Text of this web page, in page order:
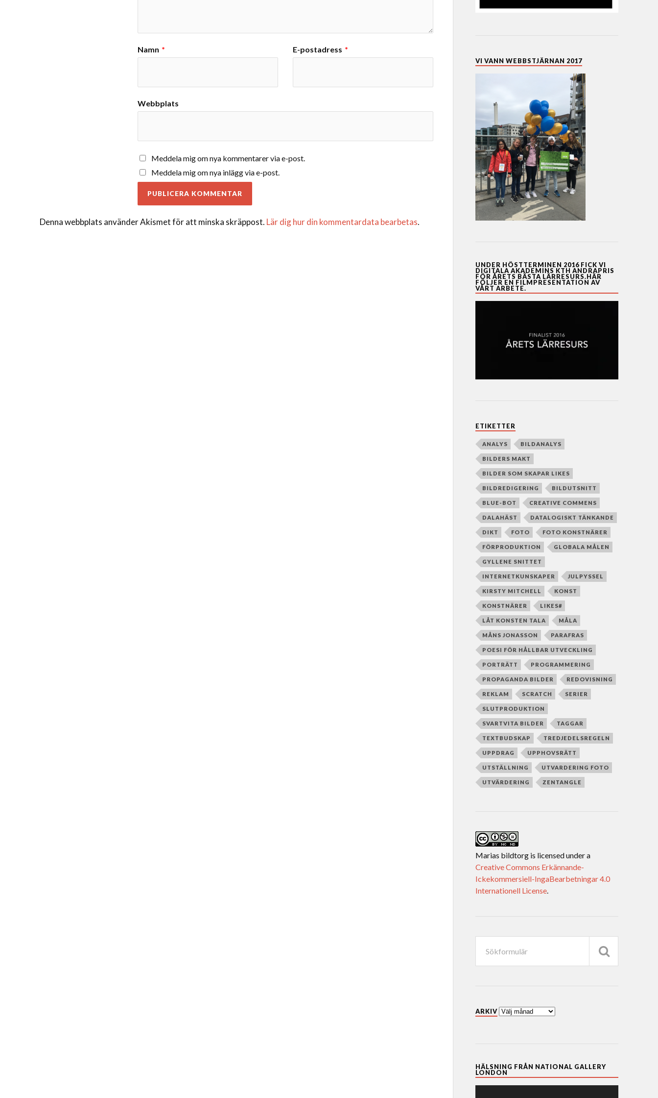
Namn * E-postadress *
Webbplats
Meddela mig om nya kommentarer via e-post.
Meddela mig om nya inlägg via e-post.
Denna webbplats använder Akismet för att minska skräppost. Lär dig hur din kommentardata bearbetas.
VI VANN WEBBSTJÄRNAN 2017
UNDER HÖSTTERMINEN 2016 FICK VI
DIGITALA AKADEMINS KTH ANDRAPRIS
FÖR ÅRETS BÄSTA LÄRRESURS.HÄR
FÖLJER EN FILMPRESENTATION AV
VÅRT ARBETE.
ETIKETTER
ANALYS BILDANALYS
BILDERS MAKT
BILDER SOM SKAPAR LIKES
BILDREDIGERING BILDUTSNITT
BLUE-BOT CREATIVE COMMENS
DALAHÄST DATALOGISKT TÄNKANDE
DIKT FOTO FOTO KONSTNÄRER
FÖRPRODUKTION GLOBALA MÅLEN
GYLLENE SNITTET
INTERNETKUNSKAPER JULPYSSEL
KIRSTY MITCHELL KONST
KONSTNÄRER LIKES#
LÅT KONSTEN TALA MÅLA
MÅNS JONASSON PARAFRAS
POESI FÖR HÅLLBAR UTVECKLING
PORTRÄTT PROGRAMMERING
PROPAGANDA BILDER REDOVISNING
REKLAM SCRATCH SERIER
SLUTPRODUKTION
SVARTVITA BILDER TAGGAR
TEXTBUDSKAP TREDJEDELSREGELN
UPPDRAG UPPHOVSRÄTT
UTSTÄLLNING UTVARDERING FOTO
UTVÄRDERING ZENTANGLE
Marias bildtorgis licensed under a
Creative Commons Erkännande-
Ickekommersiell-IngaBearbetningar 4.0
Internationell License.
ARKIV
HÄLSNING FRÅN NATIONAL GALLERY
LONDON